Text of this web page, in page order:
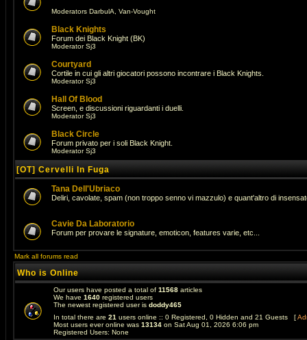
Moderators DarbulA Van-Vought
Black Knights
Forum dei Black Knight (BK)
ModeratorSj3
Courtyard
Cortile in cui gli altri giocatori possono incontrare i Black Knights.
ModeratorSj3
Hall Of Blood
Screen, e discussioni riguardanti i duelli.
ModeratorSj3
Black Circle
Forum privato per i soli Black Knight.
ModeratorSj3
[OT] Cervelli In Fuga
Tana Dell'Ubriaco
Deliri, cavolate, spam (non troppo senno vi mazzulo) e quant'altro di
Cavie Da Laboratorio
Forum per provare le signature, emoticon, features varie, etc...
Mark all forums read
Who is Online
Our users have posted a total of 11568 articles
We have 1640 registered users
The newest registered user is doddy465
In total there are 21 users online :: 0 Registered, 0 Hidden and 21 Guests [
Most users ever online was 13134 on Sat Aug 01, 2026 6:06 pm
Registered Users: None